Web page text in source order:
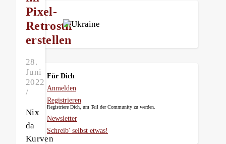
Pixel-
Retrostil
erstellen
28.
Juni
2022
/
Nix
da
Kurven
Für Dich
Anmelden
Registrieren
Registriere Dich, um Teil der Community zu werden.
Newsletter
Schreib' selbst etwas!